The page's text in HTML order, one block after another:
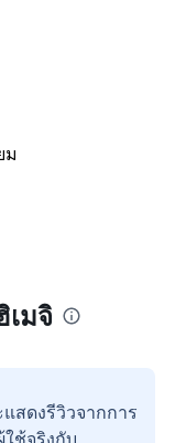
ม
มจิ
สดงรีวิวจากการ